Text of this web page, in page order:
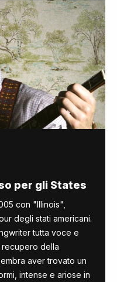
per gli States
con "Illinois",
degli stati americani.
tutta voce e
recupero della
aver trovato un
intense e ariose in